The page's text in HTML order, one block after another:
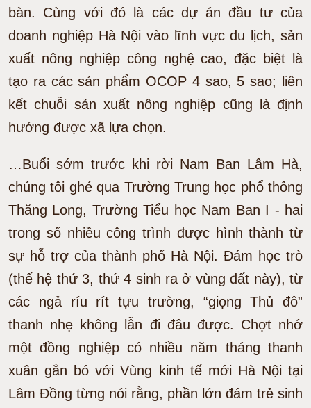
bàn. Cùng với đó là các dự án đầu tư của
doanh nghiệp Hà Nội vào lĩnh vực du lịch, sản
xuất nông nghiệp công nghệ cao, đặc biệt là
tạo ra các sản phẩm OCOP 4 sao, 5 sao; liên
kết chuỗi sản xuất nông nghiệp cũng là định
hướng được xã lựa chọn.
…Buổi sớm trước khi rời Nam Ban Lâm Hà,
chúng tôi ghé qua Trường Trung học phổ thông
Thăng Long, Trường Tiểu học Nam Ban I - hai
trong số nhiều công trình được hình thành từ
sự hỗ trợ của thành phố Hà Nội. Đám học trò
(thế hệ thứ 3, thứ 4 sinh ra ở vùng đất này), từ
các ngả ríu rít tựu trường, “giọng Thủ đô”
thanh nhẹ không lẫn đi đâu được. Chợt nhớ
một đồng nghiệp có nhiều năm tháng thanh
xuân gắn bó với Vùng kinh tế mới Hà Nội tại
Lâm Đồng từng nói rằng, phần lớn đám trẻ sinh